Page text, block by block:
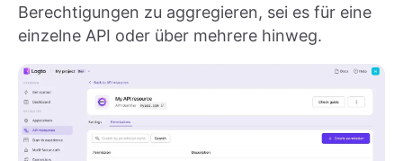
Berechtigungen zu aggregieren, sei es für eine
einzelne API oder über mehrere hinweg.